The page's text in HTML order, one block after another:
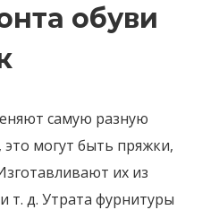
обуви
самую разную
это могут быть пряжки,
их из
т. д. Утрата фурнитуры